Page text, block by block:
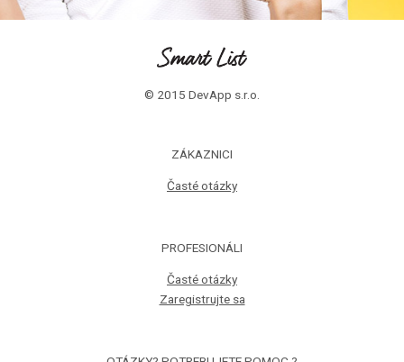
© 2015 DevApp s.r.o.
ZÁKAZNICI
Časté otázky
PROFESIONÁLI
Časté otázky
Zaregistrujte sa